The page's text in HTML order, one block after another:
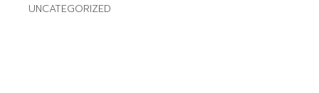
UNCATEGORIZED